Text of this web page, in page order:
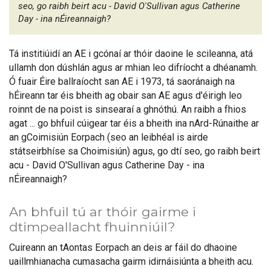
seo, go raibh beirt acu - David O'Sullivan agus Catherine
Day - ina nÉireannaigh?
Tá institiúidí an AE i gcónaí ar thóir daoine le scileanna, atá
ullamh don dúshlán agus ar mhian leo difríocht a dhéanamh.
Ó fuair Éire ballraíocht san AE i 1973, tá saoránaigh na
hÉireann tar éis bheith ag obair san AE agus d'éirigh leo
roinnt de na poist is sinsearaí a ghnóthú. An raibh a fhios
agat ... go bhfuil cúigear tar éis a bheith ina nArd-Rúnaithe ar
an gCoimisiún Eorpach (seo an leibhéal is airde
státseirbhíse sa Choimisiún) agus, go dtí seo, go raibh beirt
acu - David O'Sullivan agus Catherine Day - ina
nÉireannaigh?
An bhfuil tú ar thóir gairme i
dtimpeallacht fhuinniúil?
Cuireann an tAontas Eorpach an deis ar fáil do dhaoine
uaillmhianacha cumasacha gairm idirnáisiúnta a bheith acu.